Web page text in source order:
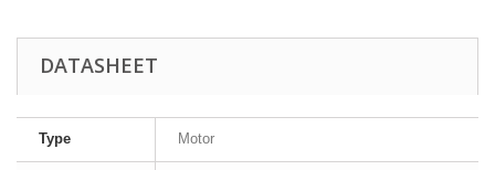
DATASHEET
Type Motor